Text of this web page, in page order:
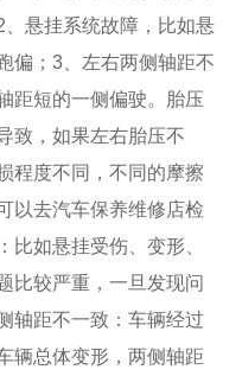
悬挂系统故障，比如悬
偏；3、左右两侧轴距不
距短的一侧偏驶。胎压
致，如果左右胎压不
程度不同，不同的摩擦
以去汽车保养维修店检
比如悬挂受伤、变形、
比较严重，一旦发现问
轴距不一致：车辆经过
辆总体变形，两侧轴距